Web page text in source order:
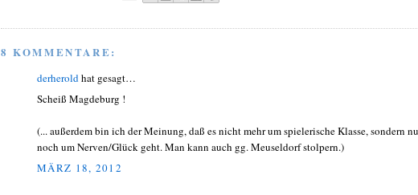
8 KOMMENTARE:
derheroldhat gesagt…
Scheiß Magdeburg !
(... außerdem bin ich der Meinung, daß es nicht mehr um spielerische Klasse, sondern
noch um Nerven/Glück geht. Man kann auch gg. Meuseldorf stolpern.)
MÄRZ 18, 2012